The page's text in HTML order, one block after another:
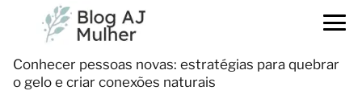
Conhecer pessoas novas: estratégias para quebrar
o gelo e criar conexões naturais